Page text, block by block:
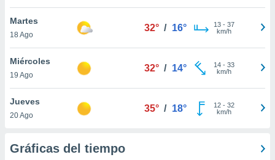
de
aceptar
Martes
18 Ago
32° / 16° 13- 37
km/h
Miércoles
19 Ago
32° / 14° 14- 33
km/h
Jueves
20 Ago
35° / 18° 12- 32
km/h
Gráficas del tiempo